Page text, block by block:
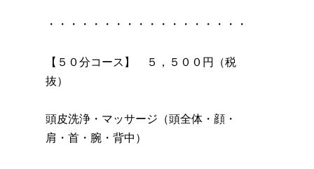
・・・・・・・・・・・・・・・・・・
【５０分コース】 ５，５００円（税
抜）
頭皮洗浄・マッサージ（頭全体・顔・
肩・首・腕・背中）